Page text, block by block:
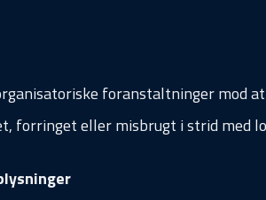
foranstaltninger mod
forringet eller misbrugt i strid med